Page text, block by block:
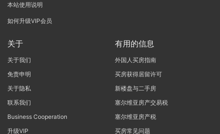
本站使用说明
如何升级VIP会员
关于
关于我们
免责申明
关于隐私
联系我们
Business Cooperation
升级VIP
有用的信息
外国人买房指南
买房获得居留许可
新楼盘与二手房
塞尔维亚房产交易税
塞尔维亚房产税
买房常见问题